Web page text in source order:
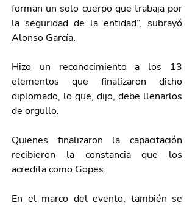
forman un solo cuerpo que trabaja por
la seguridad de la entidad”, subrayó
Alonso García.
Hizo un reconocimiento a los 13
elementos que finalizaron dicho
diplomado, lo que, dijo, debe llenarlos
de orgullo.
Quienes finalizaron la capacitación
recibieron la constancia que los
acredita como Gopes.
En el marco del evento, también se